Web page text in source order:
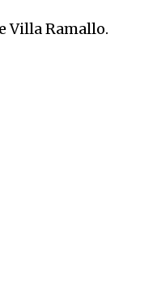
Villa Ramallo.